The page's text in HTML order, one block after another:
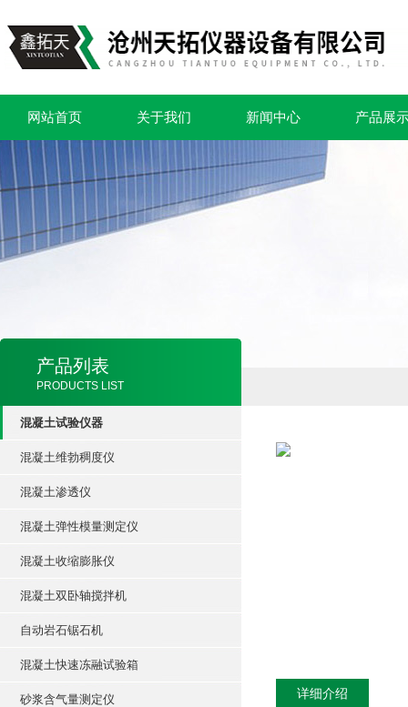
网站首页 关于我们 新闻中心 产品展
产品列表
PRODUCTS LIST
混凝土试验仪器
混凝土维勃稠度仪
混凝土渗透仪
混凝土弹性模量测定仪
混凝土收缩膨胀仪
混凝土双卧轴搅拌机
自动岩石锯石机
混凝土快速冻融试验箱
砂浆含气量测定仪 详细介绍